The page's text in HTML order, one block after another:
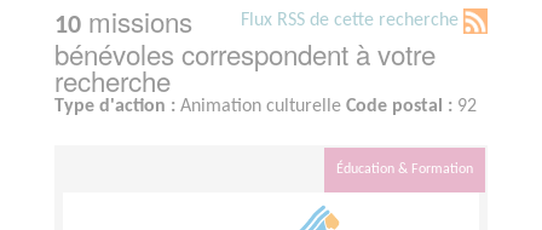
Flux RSS de cette recherche
10 missions
bénévoles correspondent à votre
recherche
Type d'action : Animation culturelle Code postal : 92
Éducation & Formation